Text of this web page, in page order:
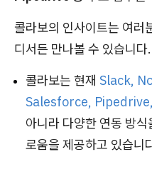
콜라보의 인사이트는 여러
디서든 만나볼 수 있습니다.
콜라보는 현재 Slack,
Salesforce,
아니라 다양한 연동 방
로움을 제공하고 있습니